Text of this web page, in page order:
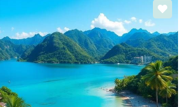
Войти
Зарегистрироваться
support@world-travel.uz